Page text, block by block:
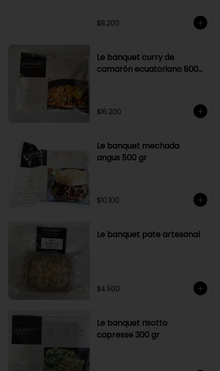
$8.200
Le banquet curry de
camarón ecuatoriano 800
$16.200
Le banquet mechada
angus 500 gr
$10.100
Le banquet pate artesanal
$4.500
Le banquet risotto
capresse 300 gr